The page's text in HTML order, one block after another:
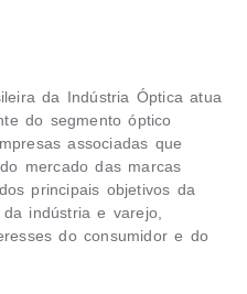
da Indústria Óptica atua
do segmento óptico
associadas que
mercado das marcas
principais objetivos da
indústria e varejo,
do consumidor e do